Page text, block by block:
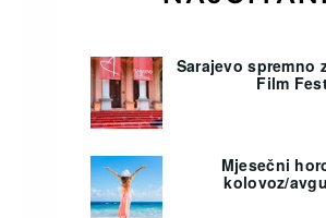
Sarajevo spremno
Film
Mjesečni
kolovoz/